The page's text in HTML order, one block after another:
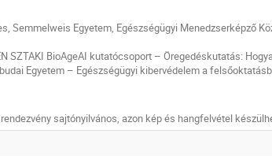
Semmelweis Egyetem, Egészségügyi Menedzserképző
SZTAKI BioAgeAI kutatócsoport – Öregedéskutatás:
Egyetem – Egészségügyi kibervédelem a
sajtónyilvános, azon kép és hangfelvétel